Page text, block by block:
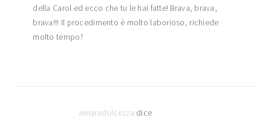
della Carol ed ecco che tu le hai fatte! Brava, brava,
brava!!! Il procedimento è molto laborioso, richiede
molto tempo?
amaradolcezza dice